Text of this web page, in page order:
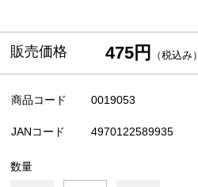
販売価格 475円 （税込み）
商品コード 0019053
JANコード 4970122589935
数量